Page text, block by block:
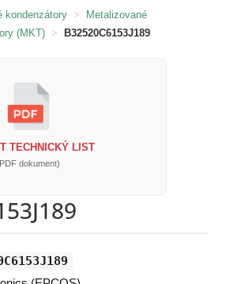
kondenzátory >
Metalizované
(MKT) > B32520C6153J189
TECHNICKÝ LIST
dokument)